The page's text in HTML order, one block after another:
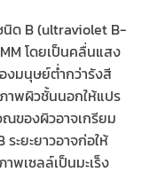
นิด B (ultraviolet B-
โดยเป็นคลื่นแสง
งมนุษย์ต่ำกว่ารังสี
าพผิวชั้นนอกให้แปร
ณของผิวอาจเกรียม
ะยะยาวอาจก่อให้
พเซลล์เป็นมะเร็ง